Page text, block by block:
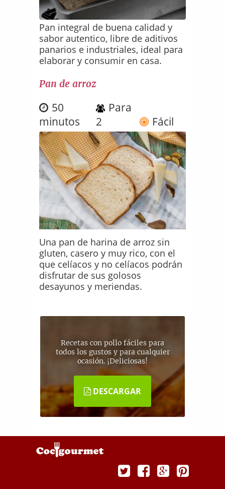
Pan integral de buena calidad y
sabor autentico, libre de aditivos
panarios e industriales, ideal para
elaborar y consumir en casa.
Pan de arroz
50
minutos
Para
2
Fácil
Una pan de harina de arroz sin
gluten, casero y muy rico, con el
que celíacos y no celíacos podrán
disfrutar de sus golosos
desayunos y meriendas.
Recetas con pollo fáciles para
todos los gustos y para cualquier
ocasión. ¡Deliciosas!
DESCARGAR